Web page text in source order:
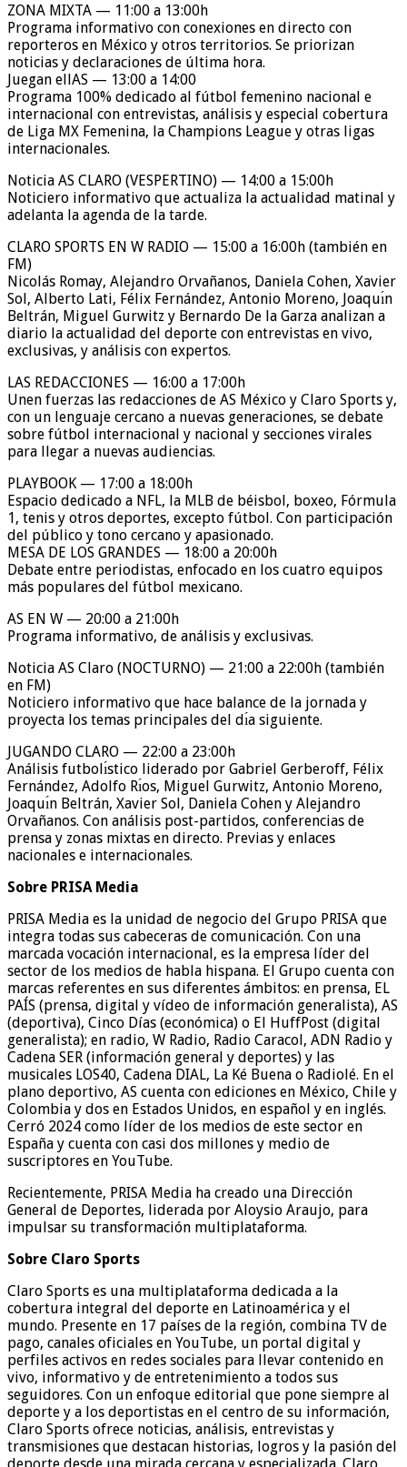
ZONA MIXTA — 11:00 a 13:00h
Programa informativo con conexiones en directo con
reporteros en México y otros territorios. Se priorizan
noticias y declaraciones de última hora.
Juegan ellAS — 13:00 a 14:00
Programa 100% dedicado al fútbol femenino nacional e
internacional con entrevistas, análisis y especial cobertura
de Liga MX Femenina, la Champions League y otras ligas
internacionales.
Noticia AS CLARO (VESPERTINO) — 14:00 a 15:00h
Noticiero informativo que actualiza la actualidad matinal y
adelanta la agenda de la tarde.
CLARO SPORTS EN W RADIO — 15:00 a 16:00h (también en
FM)
Nicolás Romay, Alejandro Orvañanos, Daniela Cohen, Xavier
Sol, Alberto Lati, Félix Fernández, Antonio Moreno, Joaquı́n
Beltrán, Miguel Gurwitz y Bernardo De la Garza analizan a
diario la actualidad del deporte con entrevistas en vivo,
exclusivas, y análisis con expertos.
LAS REDACCIONES — 16:00 a 17:00h
Unen fuerzas las redacciones de AS México y Claro Sports y,
con un lenguaje cercano a nuevas generaciones, se debate
sobre fútbol internacional y nacional y secciones virales
para llegar a nuevas audiencias.
PLAYBOOK — 17:00 a 18:00h
Espacio dedicado a NFL, la MLB de béisbol, boxeo, Fórmula
1, tenis y otros deportes, excepto fútbol. Con participación
del público y tono cercano y apasionado.
MESA DE LOS GRANDES — 18:00 a 20:00h
Debate entre periodistas, enfocado en los cuatro equipos
más populares del fútbol mexicano.
AS EN W — 20:00 a 21:00h
Programa informativo, de análisis y exclusivas.
Noticia AS Claro (NOCTURNO) — 21:00 a 22:00h (también
en FM)
Noticiero informativo que hace balance de la jornada y
proyecta los temas principales del dı́a siguiente.
JUGANDO CLARO — 22:00 a 23:00h
Análisis futbolı́stico liderado por Gabriel Gerberoff, Félix
Fernández, Adolfo Rı́os, Miguel Gurwitz, Antonio Moreno,
Joaquı́n Beltrán, Xavier Sol, Daniela Cohen y Alejandro
Orvañanos. Con análisis post-partidos, conferencias de
prensa y zonas mixtas en directo. Previas y enlaces
nacionales e internacionales.
Sobre PRISA Media
PRISA Media es la unidad de negocio del Grupo PRISA que
integra todas sus cabeceras de comunicación. Con una
marcada vocación internacional, es la empresa líder del
sector de los medios de habla hispana. El Grupo cuenta con
marcas referentes en sus diferentes ámbitos: en prensa, EL
PAÍS (prensa, digital y vídeo de información generalista), AS
(deportiva), Cinco Días (económica) o El HuffPost (digital
generalista); en radio, W Radio, Radio Caracol, ADN Radio y
Cadena SER (información general y deportes) y las
musicales LOS40, Cadena DIAL, La Ké Buena o Radiolé. En el
plano deportivo, AS cuenta con ediciones en México, Chile y
Colombia y dos en Estados Unidos, en español y en inglés.
Cerró 2024 como líder de los medios de este sector en
España y cuenta con casi dos millones y medio de
suscriptores en YouTube.
Recientemente, PRISA Media ha creado una Dirección
General de Deportes, liderada por Aloysio Araujo, para
impulsar su transformación multiplataforma.
Sobre Claro Sports
Claro Sports es una multiplataforma dedicada a la
cobertura integral del deporte en Latinoamérica y el
mundo. Presente en 17 países de la región, combina TV de
pago, canales oficiales en YouTube, un portal digital y
perfiles activos en redes sociales para llevar contenido en
vivo, informativo y de entretenimiento a todos sus
seguidores. Con un enfoque editorial que pone siempre al
deporte y a los deportistas en el centro de su información,
Claro Sports ofrece noticias, análisis, entrevistas y
transmisiones que destacan historias, logros y la pasión del